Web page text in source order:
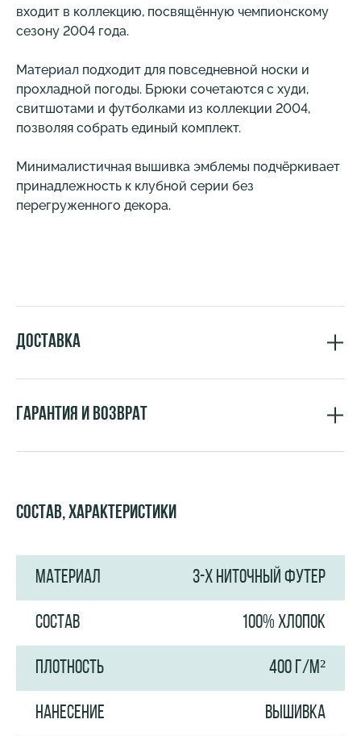
Состав, характеристики
МАТЕРИАЛ 3-Х НИТОЧНЫЙ ФУТЕР
СОСТАВ 100% ХЛОПОК
ПЛОТНОСТЬ 400 Г/М²
НАНЕСЕНИЕ ВЫШИВКА
входит в коллекцию, посвящённую чемпионскому
сезону 2004 года.
Материал подходит для повседневной носки и
прохладной погоды. Брюки сочетаются с худи,
свитшотами и футболками из коллекции 2004,
позволяя собрать единый комплект.
Минималистичная вышивка эмблемы подчёркивает
принадлежность к клубной серии без
перегруженного декора.
Доставка
Гарантия и возврат